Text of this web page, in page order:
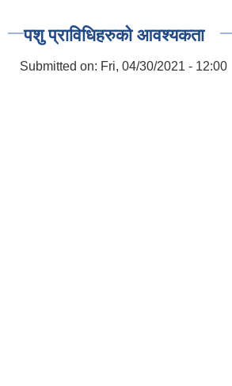
पशु प्राविधिहरुको आवश्यकता
Submitted on: Fri, 04/30/2021 - 12:00